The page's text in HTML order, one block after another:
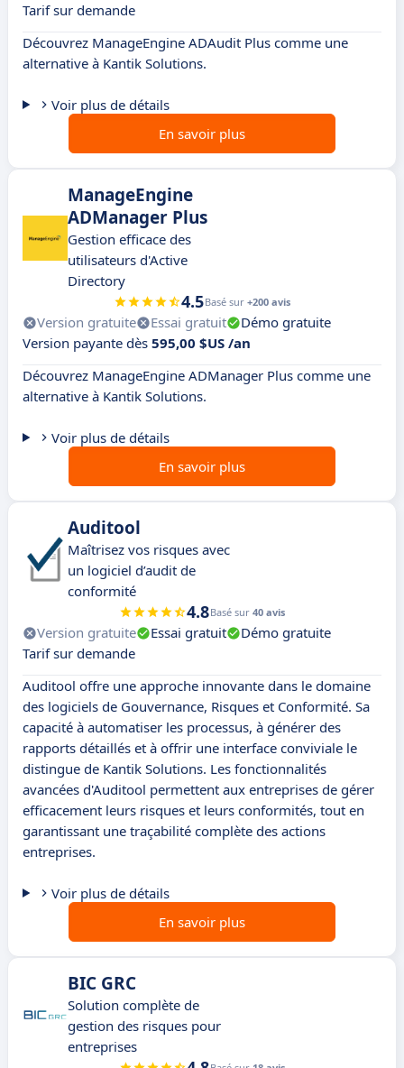
Tarif sur demande
Découvrez ManageEngine ADAudit Plus comme une
alternative à Kantik Solutions.
Voir plus de détails
En savoir plus
ManageEngine
ADManager Plus
Gestion efficace des
utilisateurs d'Active
Directory
4.5Basé sur +200 avis
Version gratuite Essai gratuit
Démo gratuite
Version payante dès 595,00 $US /an
Découvrez ManageEngine ADManager Plus comme une
alternative à Kantik Solutions.
Voir plus de détails
En savoir plus
Auditool
Maîtrisez vos risques avec
un logiciel d’audit de
conformité
4.8Basé sur 40 avis
Version gratuite Essai gratuit
Démo gratuite
Tarif sur demande
Auditool offre une approche innovante dans le domaine
des logiciels de Gouvernance, Risques et Conformité. Sa
capacité à automatiser les processus, à générer des
rapports détaillés et à offrir une interface conviviale le
distingue de Kantik Solutions. Les fonctionnalités
avancées d'Auditool permettent aux entreprises de gérer
efficacement leurs risques et leurs conformités, tout en
garantissant une traçabilité complète des actions
entreprises.
Voir plus de détails
En savoir plus
BIC GRC
Solution complète de
gestion des risques pour
entreprises